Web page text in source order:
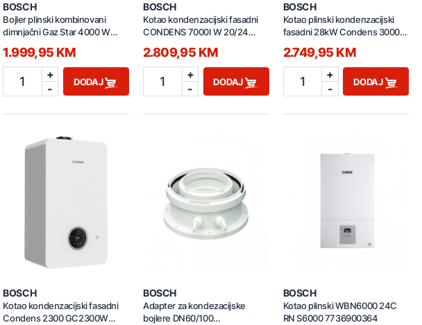
BOSCH
Bojler plinski kombinovani
dimnjačni Gaz Star 4000 W
1.999,95 KM
1
+
-
DODAJ
BOSCH
Kotao kondenzacijski fasadni
CONDENS 7000I W 20/24
2.809,95 KM
1
+
-
DODAJ
BOSCH
Kotao plinski kondenzacijski
fasadni 28kW Condens 3000W
2.749,95 KM
1
+
-
DODAJ
BOSCH
Kotao kondenzacijski fasadni
Condens 2300 GC2300W
BOSCH
Adapter za kondezacijske
bojlere DN60/100
BOSCH
Kotao plinski WBN6000 24C
RN S6000 7736900364